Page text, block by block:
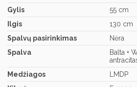
Gylis
55 cm
Ilgis
130 cm
Spalvų pasirinkimas
Nėra
Spalva
Balta +
Medžiagos
LMDP